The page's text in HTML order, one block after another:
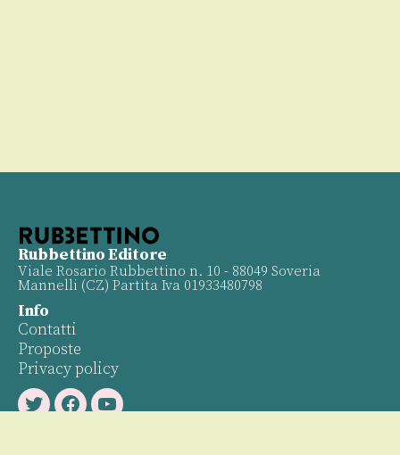
Rubbettino Editore
Viale Rosario Rubbettino n. 10 - 88049 Soveria
Mannelli (CZ) Partita Iva 01933480798
Info
Contatti
Proposte
Privacy policy
TwitterFacebookYoutube